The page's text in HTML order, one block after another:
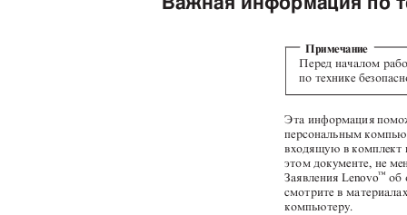
Примечание
Перед началом
по технике
Эта информация
персональным
входящую в комплект
этом документе, не
Заявления Lenovo™ об
смотрите в
компьютеру.